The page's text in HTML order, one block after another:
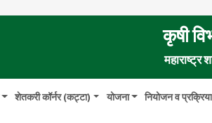
कृषी
महाराष्ट्र
शेतकरी कॉर्नर (कट्टा) योजना नियोजन व प्रक्रिया